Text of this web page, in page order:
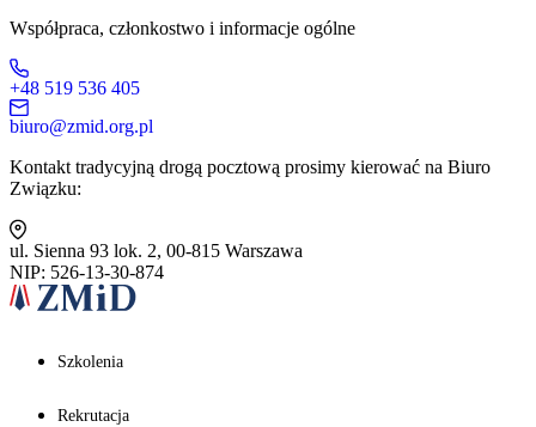
Współpraca, członkostwo i informacje ogólne
+48 519 536 405
biuro@zmid.org.pl
Kontakt tradycyjną drogą pocztową prosimy kierować na Biuro
Związku:
ul. Sienna 93 lok. 2, 00-815 Warszawa
NIP: 526-13-30-874
Szkolenia
Rekrutacja